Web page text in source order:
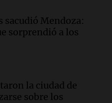
interiorizarse
sacudió Mendoza:
sorprendió a los
la ciudad de
sobre los